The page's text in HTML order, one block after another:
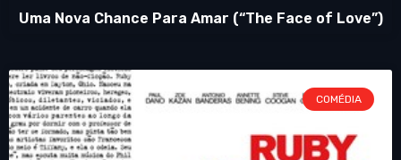
Uma Nova Chance Para Amar (“The Face of Love”)
COMÉDIA